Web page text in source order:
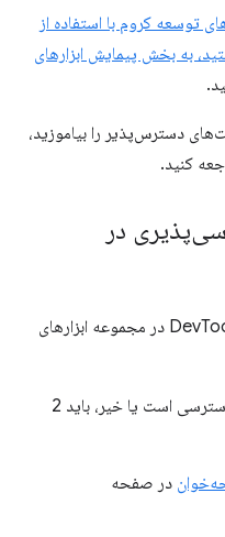
توسعه کروم با استفاده از
به بخش پیمایش ابزارهای
دسترس‌پذیر را بیاموزید،
کنید.
در
این بخش توضیح می‌دهد که چگونه DevTools در مجموعه ابزارهای
هنگام تعیین اینکه آیا یک صفحه قابل دسترسی است یا خیر، باید 2
در صفحه